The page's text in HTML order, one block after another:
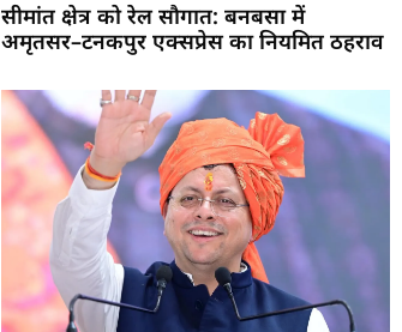
सीमांत क्षेत्र को रेल सौगात: बनबसा में
अमृतसर–टनकपुर एक्सप्रेस का नियमित ठहराव